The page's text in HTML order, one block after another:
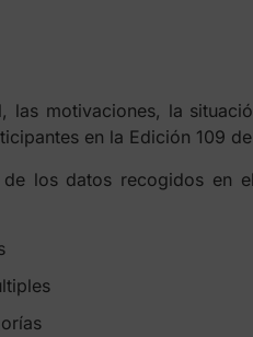
las motivaciones, la
en la Edición 109
los datos recogidos en